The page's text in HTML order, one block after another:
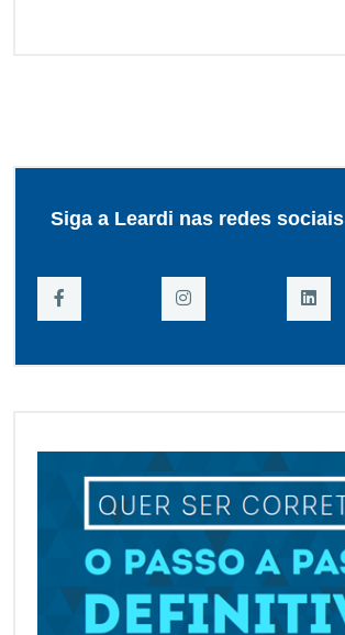
Siga a Leardi nas redes sociais